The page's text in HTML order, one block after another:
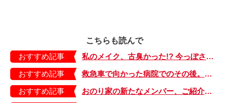
こちらも読んで
おすすめ記事
私のメイク、古臭かった!? 今っぽさを出すファンデの塗り方【40代ママのキレイをアップデート・1】
おすすめ記事
救急車で向かった病院でのその後。再びけいれんが起きた2か月後～熱性けいれんの記録・後編～【もちもち！おもちBOY・16】
おすすめ記事
おのり家の新たなメンバー、ご紹介します！【オヤコポンチ・13】